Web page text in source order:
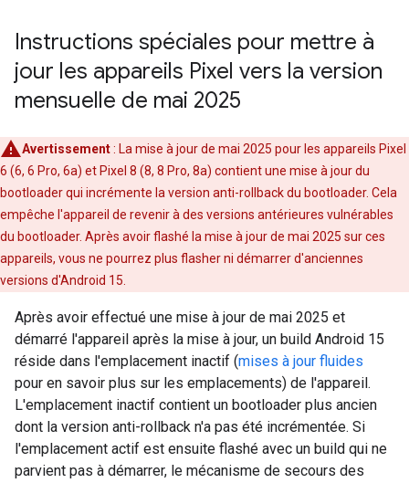
Instructions spéciales pour mettre à
jour les appareils Pixel vers la version
mensuelle de mai 2025
Avertissement: La mise à jour de mai 2025 pour les appareils Pixel
6 (6, 6 Pro, 6a) et Pixel 8 (8, 8 Pro, 8a) contient une mise à jour du
bootloader qui incrémente la version anti-rollback du bootloader. Cela
empêche l'appareil de revenir à des versions antérieures vulnérables
du bootloader. Après avoir flashé la mise à jour de mai 2025 sur ces
appareils, vous ne pourrez plus flasher ni démarrer d'anciennes
versions d'Android 15.
Après avoir effectué une mise à jour de mai 2025 et
démarré l'appareil après la mise à jour, un build Android 15
réside dans l'emplacement inactif (mises à jour fluides
pour en savoir plus sur les emplacements) de l'appareil.
L'emplacement inactif contient un bootloader plus ancien
dont la version anti-rollback n'a pas été incrémentée. Si
l'emplacement actif est ensuite flashé avec un build qui ne
parvient pas à démarrer, le mécanisme de secours des